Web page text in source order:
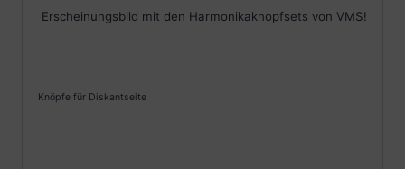
Erscheinungsbild mit den Harmonikaknopfsets von VMS!
Knöpfe für Diskantseite